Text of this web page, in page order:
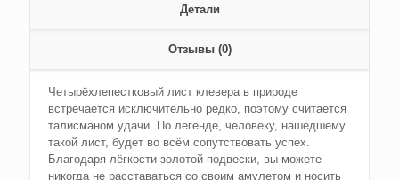
Детали
Отзывы (0)
Четырёхлепестковый лист клевера в природе
встречается исключительно редко, поэтому считается
талисманом удачи. По легенде, человеку, нашедшему
такой лист, будет во всём сопутствовать успех.
Благодаря лёгкости золотой подвески, вы можете
никогда не расставаться со своим амулетом и носить